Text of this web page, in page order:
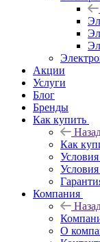
Акции
Услуги
Блог
Бренды
Как купить
Как
Компания
О